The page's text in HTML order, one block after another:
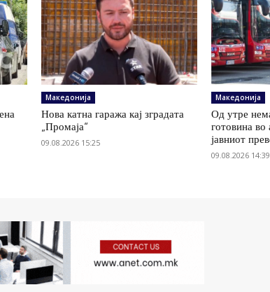
Македонија
Нова катна гаража кај зградата
„Промаја“
09.08.2026 15:25
Македонија
Од утре
готовина во
јавниот
09.08.2026 14:39